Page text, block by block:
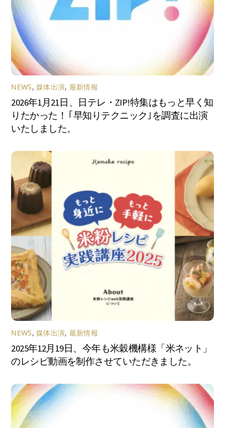
NEWS,媒体出演, 最新情報
2026年1月21日、日テレ・ZIP!特集はもっと早く知
りたかった！ ｢早知りテクニック｣を調査に出演
いたしました。
NEWS,媒体出演, 最新情報
2025年12月19日、今年も米穀機構様「米ネット」
のレシピ動画を制作させていただきました。